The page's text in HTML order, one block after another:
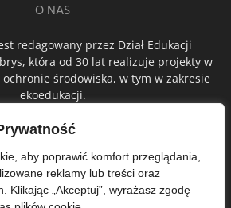
aby poprawić komfort przeglądania,
reklamy lub treści oraz
Klikając „Akceptuj”, wyrażasz zgodę
O NAS
redagowany przez Dział Edukacji
która od 30 lat realizuje projekty w
środowiska, w tym w zakresie
ekoedukacji.
ŚLEDŹ NAS